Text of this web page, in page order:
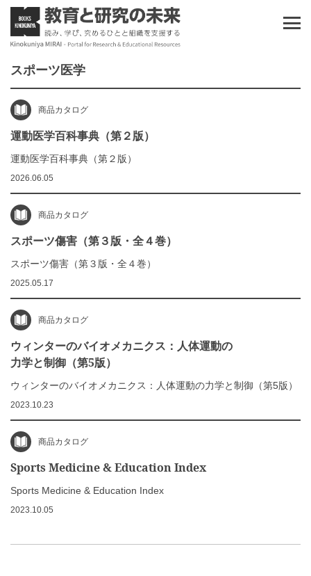
スポーツ医学
商品カタログ
運動医学百科事典（第２版）
運動医学百科事典（第２版）
2026.06.05
商品カタログ
スポーツ傷害（第３版・全４巻）
スポーツ傷害（第３版・全４巻）
2025.05.17
商品カタログ
ウィンターのバイオメカニクス：人体運動の
力学と制御（第5版）
ウィンターのバイオメカニクス：人体運動の力学と制御（第5版）
2023.10.23
商品カタログ
Sports Medicine & Education Index
Sports Medicine & Education Index
2023.10.05